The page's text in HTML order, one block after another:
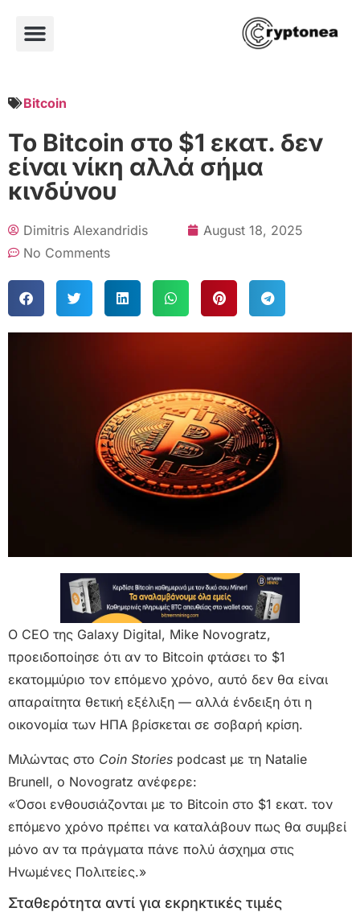
Bitcoin
Το Bitcoin στο $1 εκατ. δεν
είναι νίκη αλλά σήμα
κινδύνου
Dimitris Alexandridis
August 18, 2025
No Comments
Ο CEO της Galaxy Digital, Mike Novogratz,
προειδοποίησε ότι αν το Bitcoin φτάσει το $1
εκατομμύριο τον επόμενο χρόνο, αυτό δεν θα είναι
απαραίτητα θετική εξέλιξη — αλλά ένδειξη ότι η
οικονομία των ΗΠΑ βρίσκεται σε σοβαρή κρίση.
Μιλώντας στο Coin Stories podcast με τη Natalie
Brunell, ο Novogratz ανέφερε:
«Όσοι ενθουσιάζονται με το Bitcoin στο $1 εκατ. τον
επόμενο χρόνο πρέπει να καταλάβουν πως θα συμβεί
μόνο αν τα πράγματα πάνε πολύ άσχημα στις
Ηνωμένες Πολιτείες.»
Σταθερότητα αντί για εκρηκτικές τιμές